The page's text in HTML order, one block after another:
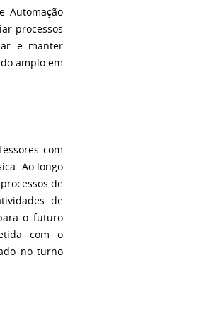
Automação
processos
e manter
amplo em
com
Ao longo
de
de
o futuro
com o
no turno